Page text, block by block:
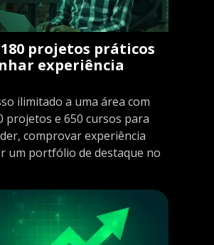
projetos práticos
experiência
ilimitado a uma área com
projetos e 650 cursos para
comprovar experiência
um portfólio de destaque no